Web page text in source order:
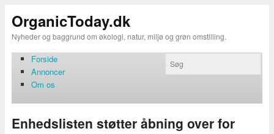
OrganicToday.dk
Nyheder og baggrund om økologi, natur, miljø og grøn omstilling.
Forside
Annoncer
Om os
Enhedslisten støtter åbning over for